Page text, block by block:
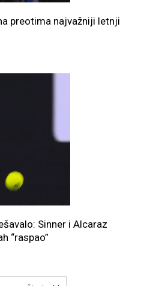
preotima najvažniji letnji
Sinner i Alcaraz
“raspao”